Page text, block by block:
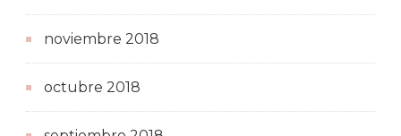
noviembre 2018
octubre 2018